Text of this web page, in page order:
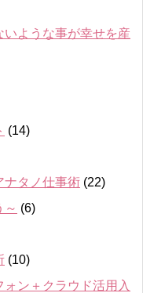
ような事が幸せを産
(14)
ナタノ仕事術 (22)
～ (6)
(10)
ン＋クラウド活用入